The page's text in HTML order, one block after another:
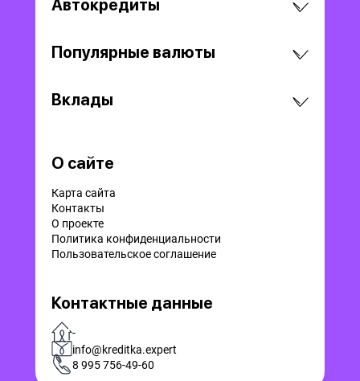
Автокредиты
Популярные валюты
Вклады
О сайте
Карта сайта
Контакты
О проекте
Политика конфиденциальности
Пользовательское соглашение
Контактные данные
-
info@kreditka.expert
8 995 756-49-60